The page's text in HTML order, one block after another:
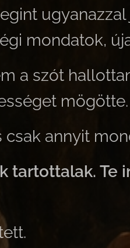
ugyanazzal
mondatok,
a szót
mögötte.
csak annyit
tartottalak.